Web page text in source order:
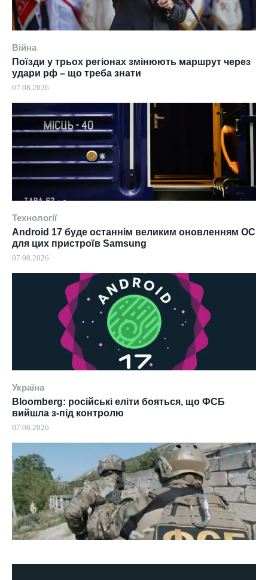
Війна
Поїзди у трьох регіонах змінюють маршрут через
удари рф – що треба знати
07.08.2026
Технології
Android 17 буде останнім великим оновленням ОС
для цих пристроїв Samsung
07.08.2026
Україна
Bloomberg: російські еліти бояться, що ФСБ
вийшла з-під контролю
07.08.2026